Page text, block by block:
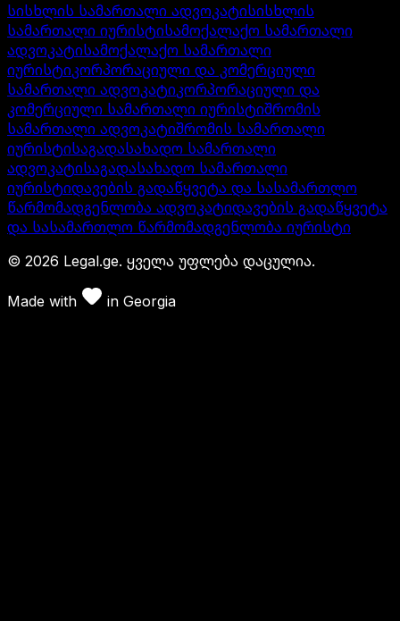
სისხლის სამართალი ადვოკატისისხლის
სამართალი იურისტისამოქალაქო სამართალი
ადვოკატისამოქალაქო სამართალი
იურისტიკორპორაციული და კომერციული
სამართალი ადვოკატიკორპორაციული და
კომერციული სამართალი იურისტიშრომის
სამართალი ადვოკატიშრომის სამართალი
იურისტისაგადასახადო სამართალი
ადვოკატისაგადასახადო სამართალი
იურისტიდავების გადაწყვეტა და სასამართლო
წარმომადგენლობა ადვოკატიდავების გადაწყვეტა
და სასამართლო წარმომადგენლობა იურისტი
© 2026 Legal.ge. ყველა უფლება დაცულია.
Made with in Georgia